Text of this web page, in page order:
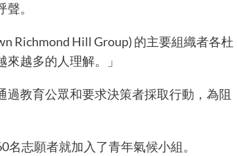
。
Richmond Hill Group) 的主要組織者各杜
越多的人理解。」
教育公眾和要求決策者採取行動，為阻
志願者就加入了青年氣候小組。